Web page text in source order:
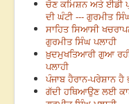
ਚੋਣ ਕਮਿਸ਼ਨ ਅਤੇ ਈਡੀ
ਦੀ ਘੰਟੀ --- ਗੁਰਮੀਤ
ਸਾਹਿਤ ਸਿਆਸੀ
ਗੁਰਮੀਤ ਸਿੰਘ ਪਲਾਹੀ
ਖ਼ੁਦਮੁਖਤਿਆਰੀ ਗੁਆ
ਪਲਾਹੀ
ਪੰਜਾਬ ਹੈਰਾਨ-ਪਰੇਸ਼ਾਨ
ਗੱਦੀ ਹਥਿਆਉਣ ਲਈ